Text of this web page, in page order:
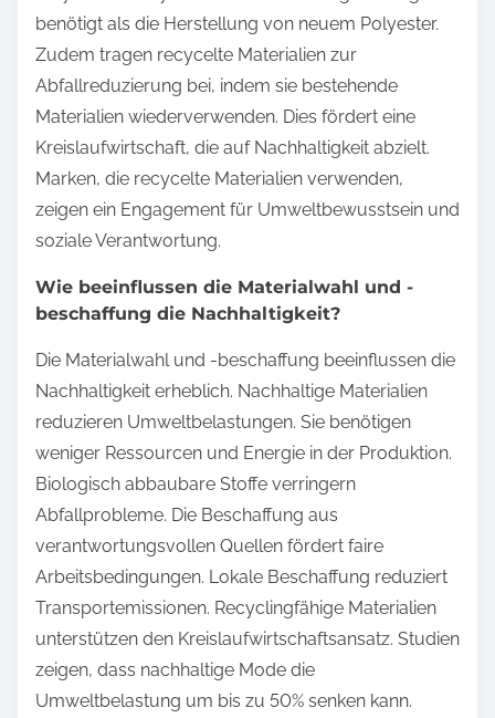
benötigt als die Herstellung von neuem Polyester.
Zudem tragen recycelte Materialien zur
Abfallreduzierung bei, indem sie bestehende
Materialien wiederverwenden. Dies fördert eine
Kreislaufwirtschaft, die auf Nachhaltigkeit abzielt.
Marken, die recycelte Materialien verwenden,
zeigen ein Engagement für Umweltbewusstsein und
soziale Verantwortung.
Wie beeinflussen die Materialwahl und -
beschaffung die Nachhaltigkeit?
Die Materialwahl und -beschaffung beeinflussen die
Nachhaltigkeit erheblich. Nachhaltige Materialien
reduzieren Umweltbelastungen. Sie benötigen
weniger Ressourcen und Energie in der Produktion.
Biologisch abbaubare Stoffe verringern
Abfallprobleme. Die Beschaffung aus
verantwortungsvollen Quellen fördert faire
Arbeitsbedingungen. Lokale Beschaffung reduziert
Transportemissionen. Recyclingfähige Materialien
unterstützen den Kreislaufwirtschaftsansatz. Studien
zeigen, dass nachhaltige Mode die
Umweltbelastung um bis zu 50% senken kann.